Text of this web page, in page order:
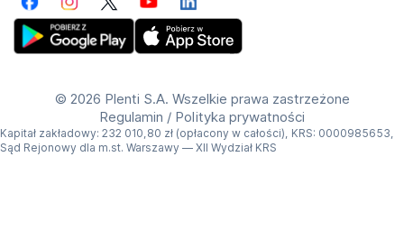
FacebookInstagramTwitterYouTubeLinkedIn
© 2026 Plenti S.A. Wszelkie prawa zastrzeżone
Regulamin / Polityka prywatności
Kapitał zakładowy: 232 010,80 zł (opłacony w całości), KRS: 0000985653,
Sąd Rejonowy dla m.st. Warszawy — XII Wydział KRS